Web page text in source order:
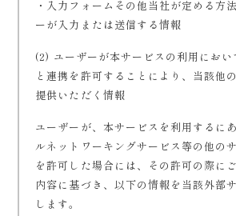
・入力フォームその他当社が定める方
ーが入力または送信する情報
(2) ユーザーが本サービスの利用におい
と連携を許可することにより、当該他
提供いただく情報
ユーザーが、本サービスを利用するに
ルネットワーキングサービス等の他の
を許可した場合には、その許可の際に
内容に基づき、以下の情報を当該外部
します。